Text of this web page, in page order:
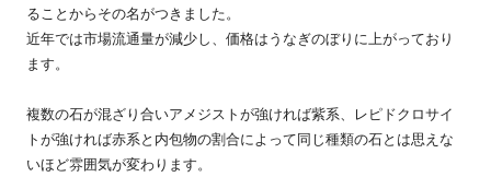
ることからその名がつきました。
近年では市場流通量が減少し、価格はうなぎのぼりに上がっており
ます。
複数の石が混ざり合いアメジストが強ければ紫系、レピドクロサイ
トが強ければ赤系と内包物の割合によって同じ種類の石とは思えな
いほど雰囲気が変わります。